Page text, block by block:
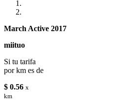
March Active 2017
miituo
Si tu tarifa
por km es de
$ 0.56 x
km